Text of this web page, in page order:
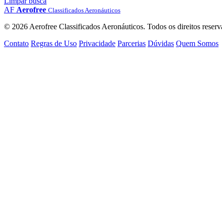
AF Aerofree Classificados Aeronáuticos
© 2026 Aerofree Classificados Aeronáuticos. Todos os direitos
Contato Regras de Uso Privacidade Parcerias Dúvidas Quem Somos